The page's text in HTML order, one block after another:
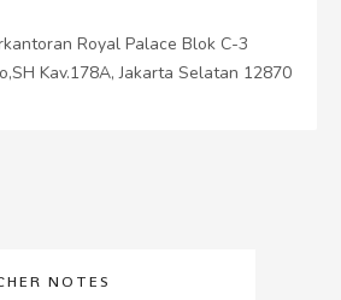
Royal Palace Blok C-3
Kav.178A, Jakarta Selatan 12870
NOTES